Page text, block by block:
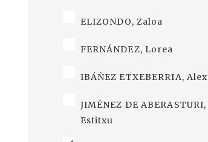
ELIZONDO, Zaloa
FERNÁNDEZ, Lorea
IBÁÑEZ ETXEBERRIA, Alex
JIMÉNEZ DE ABERASTURI,
Estitxu